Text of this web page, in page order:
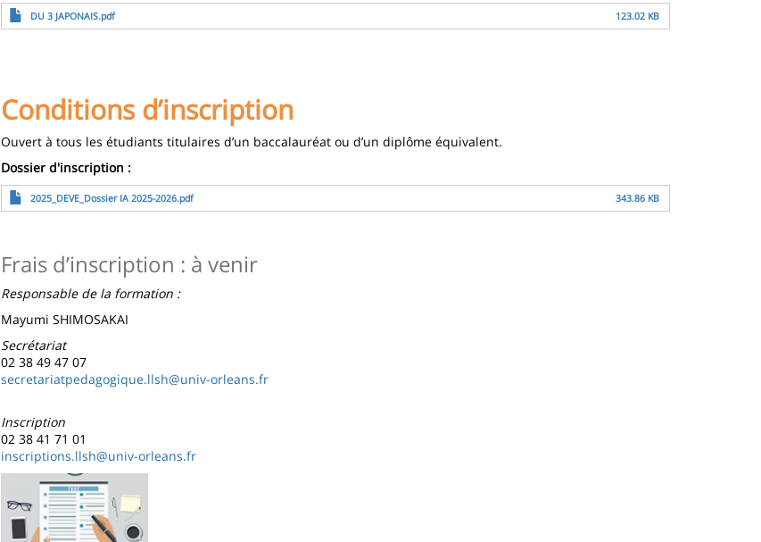
ArchivoDU 3 JAPONAIS.pdf 123.02 KB
Conditions d’inscription
Ouvert à tous les étudiants titulaires d’un baccalauréat ou d’un diplôme équivalent.
Dossier d'inscription :
Archivo2025_DEVE_Dossier IA 2025-2026.pdf 343.86 KB
Frais d’inscription : à venir
Responsable de la formation :
Mayumi SHIMOSAKAI
Secrétariat
02 38 49 47 07
secretariatpedagogique.llsh@univ-orleans.fr
Inscription
02 38 41 71 01
inscriptions.llsh@univ-orleans.fr
Imagen